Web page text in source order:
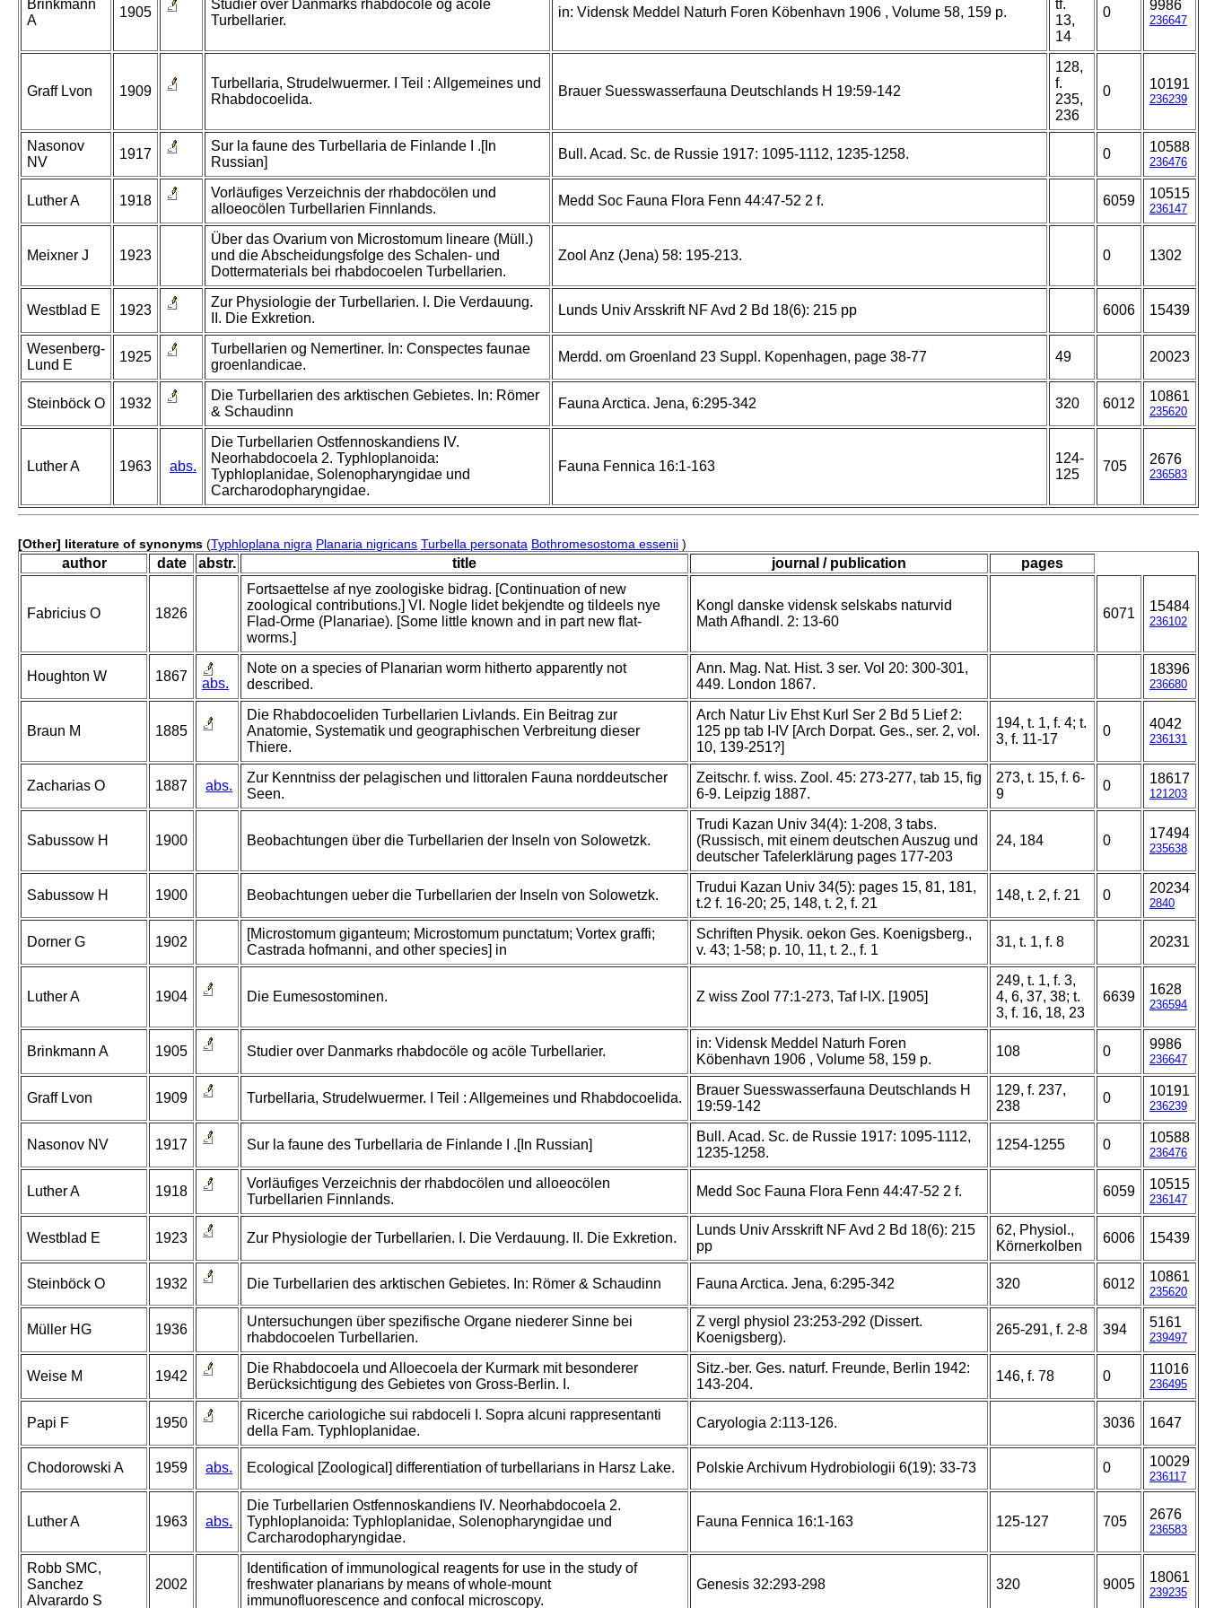
Brinkmann
A
1905
Studier over Danmarks rhabdocöle og acöle
Turbellarier.
in: Vidensk Meddel Naturh Foren Köbenhavn 1906 , Volume 58, 159 p.
tf.
13,
14
0 9986
236647
Graff Lvon 1909
Turbellaria, Strudelwuermer. I Teil : Allgemeines und
Rhabdocoelida.
Brauer Suesswasserfauna Deutschlands H 19:59-142
128,
f.
235,
236
0 10191
236239
Nasonov
NV
1917
Sur la faune des Turbellaria de Finlande I .[In
Russian]
Bull. Acad. Sc. de Russie 1917: 1095-1112, 1235-1258. 0 10588
236476
Luther A 1918
Vorläufiges Verzeichnis der rhabdocölen und
alloeocölen Turbellarien Finnlands.
Medd Soc Fauna Flora Fenn 44:47-52 2 f. 6059 10515
236147
Meixner J 1923
Über das Ovarium von Microstomum lineare (Müll.)
und die Abscheidungsfolge des Schalen- und
Dottermaterials bei rhabdocoelen Turbellarien.
Zool Anz (Jena) 58: 195-213. 0 1302
Westblad E 1923
Zur Physiologie der Turbellarien. I. Die Verdauung.
II. Die Exkretion.
Lunds Univ Arsskrift NF Avd 2 Bd 18(6): 215 pp 6006 15439
Wesenberg-
Lund E
1925
Turbellarien og Nemertiner. In: Conspectes faunae
groenlandicae.
Merdd. om Groenland 23 Suppl. Kopenhagen, page 38-77 49 20023
Steinböck O 1932
Die Turbellarien des arktischen Gebietes. In: Römer
& Schaudinn
Fauna Arctica. Jena, 6:295-342 320 6012 10861
235620
Luther A 1963 abs.
Die Turbellarien Ostfennoskandiens IV.
Neorhabdocoela 2. Typhloplanoida:
Typhloplanidae, Solenopharyngidae und
Carcharodopharyngidae.
Fauna Fennica 16:1-163
124-
125
705 2676
236583
[Other] literature of synonyms (Typhloplana nigra Planaria nigricans Turbella personata Bothromesostoma essenii )
author date abstr. title journal / publication pages
Fabricius O 1826
Fortsaettelse af nye zoologiske bidrag. [Continuation of new
zoological contributions.] VI. Nogle lidet bekjendte og tildeels nye
Flad-Orme (Planariae). [Some little known and in part new flat-
worms.]
Kongl danske vidensk selskabs naturvid
Math Afhandl. 2: 13-60
6071 15484
236102
Houghton W 1867 abs.
Note on a species of Planarian worm hitherto apparently not
described.
Ann. Mag. Nat. Hist. 3 ser. Vol 20: 300-301,
449. London 1867.
18396
236680
Braun M 1885
Die Rhabdocoeliden Turbellarien Livlands. Ein Beitrag zur
Anatomie, Systematik und geographischen Verbreitung dieser
Thiere.
Arch Natur Liv Ehst Kurl Ser 2 Bd 5 Lief 2:
125 pp tab I-IV [Arch Dorpat. Ges., ser. 2, vol.
10, 139-251?]
194, t. 1, f. 4; t.
3, f. 11-17
0 4042
236131
Zacharias O 1887 abs.
Zur Kenntniss der pelagischen und littoralen Fauna norddeutscher
Seen.
Zeitschr. f. wiss. Zool. 45: 273-277, tab 15, fig
6-9. Leipzig 1887.
273, t. 15, f. 6-
9
0 18617
121203
Sabussow H 1900 Beobachtungen über die Turbellarien der Inseln von Solowetzk.
Trudi Kazan Univ 34(4): 1-208, 3 tabs.
(Russisch, mit einem deutschen Auszug und
deutscher Tafelerklärung pages 177-203
24, 184 0 17494
235638
Sabussow H 1900 Beobachtungen ueber die Turbellarien der Inseln von Solowetzk.
Trudui Kazan Univ 34(5): pages 15, 81, 181,
t.2 f. 16-20; 25, 148, t. 2, f. 21
148, t. 2, f. 21 0 20234
2840
Dorner G 1902
[Microstomum giganteum; Microstomum punctatum; Vortex graffi;
Castrada hofmanni, and other species] in
Schriften Physik. oekon Ges. Koenigsberg.,
v. 43; 1-58; p. 10, 11, t. 2., f. 1
31, t. 1, f. 8 20231
Luther A 1904 Die Eumesostominen. Z wiss Zool 77:1-273, Taf I-IX. [1905]
249, t. 1, f. 3,
4, 6, 37, 38; t.
3, f. 16, 18, 23
6639 1628
236594
Brinkmann A 1905 Studier over Danmarks rhabdocöle og acöle Turbellarier.
in: Vidensk Meddel Naturh Foren
Köbenhavn 1906 , Volume 58, 159 p.
108 0 9986
236647
Graff Lvon 1909 Turbellaria, Strudelwuermer. I Teil : Allgemeines und Rhabdocoelida.
Brauer Suesswasserfauna Deutschlands H
19:59-142
129, f. 237,
238
0 10191
236239
Nasonov NV 1917 Sur la faune des Turbellaria de Finlande I .[In Russian]
Bull. Acad. Sc. de Russie 1917: 1095-1112,
1235-1258.
1254-1255 0 10588
236476
Luther A 1918
Vorläufiges Verzeichnis der rhabdocölen und alloeocölen
Turbellarien Finnlands.
Medd Soc Fauna Flora Fenn 44:47-52 2 f. 6059 10515
236147
Westblad E 1923 Zur Physiologie der Turbellarien. I. Die Verdauung. II. Die Exkretion.
Lunds Univ Arsskrift NF Avd 2 Bd 18(6): 215
pp
62, Physiol.,
Körnerkolben
6006 15439
Steinböck O 1932 Die Turbellarien des arktischen Gebietes. In: Römer & Schaudinn Fauna Arctica. Jena, 6:295-342 320 6012 10861
235620
Müller HG 1936
Untersuchungen über spezifische Organe niederer Sinne bei
rhabdocoelen Turbellarien.
Z vergl physiol 23:253-292 (Dissert.
Koenigsberg).
265-291, f. 2-8 394 5161
239497
Weise M 1942
Die Rhabdocoela und Alloecoela der Kurmark mit besonderer
Berücksichtigung des Gebietes von Gross-Berlin. I.
Sitz.-ber. Ges. naturf. Freunde, Berlin 1942:
143-204.
146, f. 78 0 11016
236495
Papi F 1950
Ricerche cariologiche sui rabdoceli I. Sopra alcuni rappresentanti
della Fam. Typhloplanidae.
Caryologia 2:113-126. 3036 1647
Chodorowski A 1959 abs. Ecological [Zoological] differentiation of turbellarians in Harsz Lake. Polskie Archivum Hydrobiologii 6(19): 33-73 0 10029
236117
Luther A 1963 abs.
Die Turbellarien Ostfennoskandiens IV. Neorhabdocoela 2.
Typhloplanoida: Typhloplanidae, Solenopharyngidae und
Carcharodopharyngidae.
Fauna Fennica 16:1-163 125-127 705 2676
236583
Robb SMC,
Sanchez
Alvarardo S
2002
Identification of immunological reagents for use in the study of
freshwater planarians by means of whole-mount
immunofluorescence and confocal microscopy.
Genesis 32:293-298 320 9005 18061
239235